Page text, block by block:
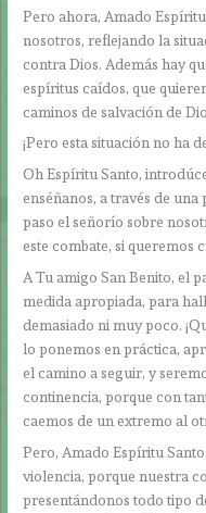
Pero ahora, Amado
nosotros, reflejando la
contra Dios. Además hay
espíritus caídos, que
caminos de salvación de
¡Pero esta situación no ha
Oh Espíritu Santo,
enséñanos, a través de
paso el señorío sobre
este combate, si queremos
A Tu amigo San Benito, el
medida apropiada, para
demasiado ni muy poco.
lo ponemos en práctica,
el camino a seguir, y
continencia, porque con
caemos de un extremo al
Pero, Amado Espíritu
violencia, porque nuestra
presentándonos todo tipo